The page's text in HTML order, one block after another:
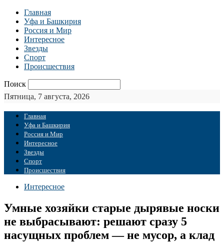
Главная
Уфа и Башкирия
Россия и Мир
Интересное
Звезды
Спорт
Происшествия
Поиск
Пятница, 7 августа, 2026
Главная
Уфа и Башкирия
Россия и Мир
Интересное
Звезды
Спорт
Происшествия
Интересное
Умные хозяйки старые дырявые носки
не выбрасывают: решают сразу 5
насущных проблем — не мусор, а клад